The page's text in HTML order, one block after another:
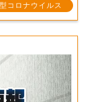
コロナウイルス